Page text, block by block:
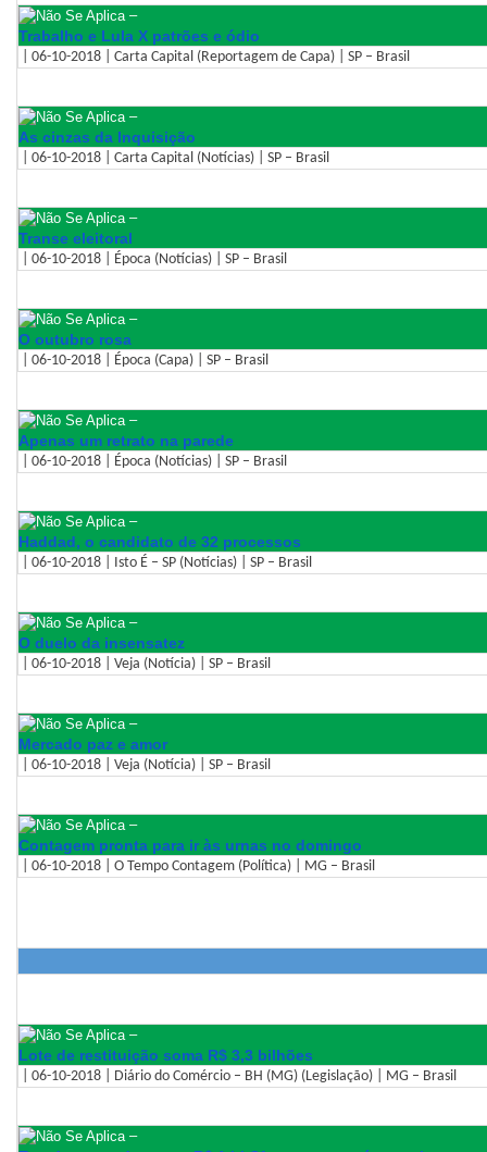
–
Trabalho e Lula X patrões e ódio
| 06-10-2018 | Carta Capital (Reportagem de Capa) | SP – Brasil
–
As cinzas da Inquisição
| 06-10-2018 | Carta Capital (Notícias) | SP – Brasil
–
Transe eleitoral
| 06-10-2018 | Época (Notícias) | SP – Brasil
–
O outubro rosa
| 06-10-2018 | Época (Capa) | SP – Brasil
–
Apenas um retrato na parede
| 06-10-2018 | Época (Notícias) | SP – Brasil
–
Haddad, o candidato de 32 processos
| 06-10-2018 | Isto É – SP (Notícias) | SP – Brasil
–
O duelo da insensatez
| 06-10-2018 | Veja (Notícia) | SP – Brasil
–
Mercado paz e amor
| 06-10-2018 | Veja (Notícia) | SP – Brasil
–
Contagem pronta para ir às urnas no domingo
| 06-10-2018 | O Tempo Contagem (Política) | MG – Brasil
–
Lote de restituição soma R$ 3,3 bilhões
| 06-10-2018 | Diário do Comércio – BH (MG) (Legislação) | MG – Brasil
–